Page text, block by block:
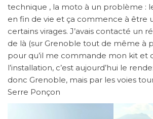
technique , la moto à un problème :
en fin de vie et ça commence à être
certains virages. J’avais contacté un
de là (sur Grenoble tout de même à
pour qu’il me commande mon kit et
l’installation, c’est aujourd’hui le
donc Grenoble, mais par les voies
Serre Ponçon